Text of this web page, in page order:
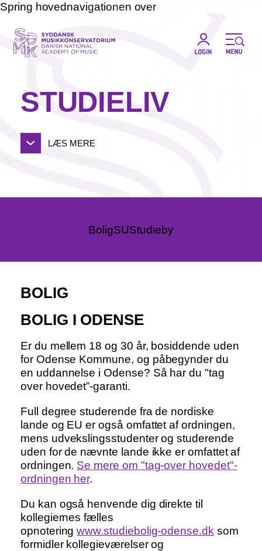
Spring hovednavigationen over
STUDIELIV
LÆS MERE
BoligSUStudieby
BOLIG
BOLIG I ODENSE
Er du mellem 18 og 30 år, bosiddende uden
for Odense Kommune, og påbegynder du
en uddannelse i Odense? Så har du "tag
over hovedet”-garanti.
Full degree studerende fra de nordiske
lande og EU er også omfattet af ordningen,
mens udvekslingsstudenter og studerende
uden for de nævnte lande ikke er omfattet af
ordningen. Se mere om "tag-over hovedet"-
ordningen her.
Du kan også henvende dig direkte til
kollegiernes fælles
opnoteringwww.studiebolig-odense.dk som
formidler kollegieværelser og